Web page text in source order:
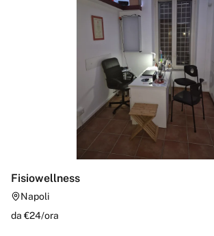
Fisiowellness
Napoli
da €24/ora